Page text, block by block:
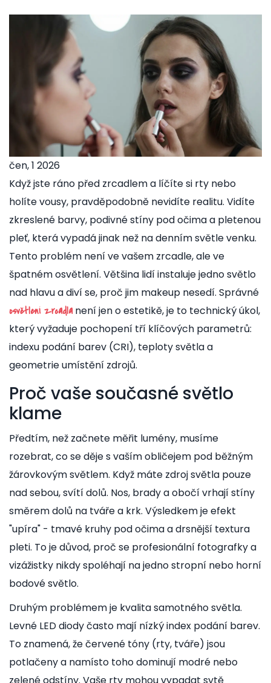
čen, 1 2026
Když jste ráno před zrcadlem a líčíte si rty nebo
holíte vousy, pravděpodobně nevidíte realitu. Vidíte
zkreslené barvy, podivné stíny pod očima a pletenou
pleť, která vypadá jinak než na denním světle venku.
Tento problém není ve vašem zrcadle, ale ve
špatném osvětlení. Většina lidí instaluje jedno světlo
nad hlavu a diví se, proč jim makeup nesedí. Správné
osvětlení zrcadlanení jen o estetikě, je to technický úkol,
který vyžaduje pochopení tří klíčových parametrů:
indexu podání barev (CRI), teploty světla a
geometrie umístění zdrojů.
Proč vaše současné světlo
klame
Předtím, než začnete měřit lumény, musíme
rozebrat, co se děje s vaším obličejem pod běžným
žárovkovým světlem. Když máte zdroj světla pouze
nad sebou, svítí dolů. Nos, brady a obočí vrhají stíny
směrem dolů na tváře a krk. Výsledkem je efekt
"upíra" - tmavé kruhy pod očima a drsnější textura
pleti. To je důvod, proč se profesionální fotografky a
vizážistky nikdy spoléhají na jedno stropní nebo horní
bodové světlo.
Druhým problémem je kvalita samotného světla.
Levné LED diody často mají nízký index podání barev.
To znamená, že červené tóny (rty, tváře) jsou
potlačeny a namísto toho dominují modré nebo